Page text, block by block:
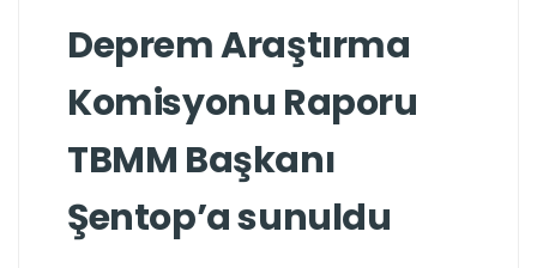
Deprem Araştırma
Komisyonu Raporu
TBMM Başkanı
Şentop’a sunuldu